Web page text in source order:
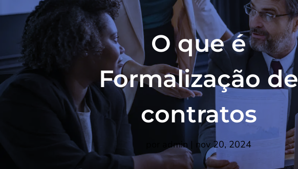
O que é
Formalização de
contratos
admin | nov 20, 2024